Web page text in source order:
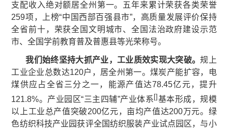
支配收入绝对额居全州第一。五年来累计荣获各类荣誉
259项，上榜“中国西部百强县市”，高质量发展评价保持
全省前十，荣获全国文明城市、全国法治政府建设示范
市、全国学前教育普及普惠县等光荣称号。
我们始终坚持大抓产业，工业质效实现大突破。规上
工业企业总数达120户，居全州第一。煤炭产能扩容，电
煤供应占全省三分之一，能源产值达78.45亿元，提升
121.8%。产业园区“三主四辅”产业体系 [] 基本形成，规模
以上工业总产值突破200亿元，亩均产值达200万元。绿
色纺织科技产业园获评全国纺织服装产业试点园区，与小